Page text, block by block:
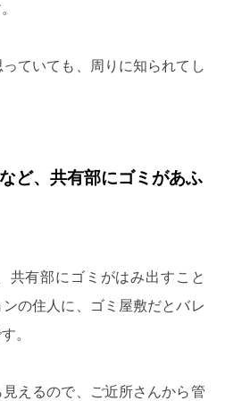
ていても、周りに知られてし
ど、共有部にゴミがあふ
共有部にゴミがはみ出すこと
の住人に、ゴミ屋敷だとバレ
。
えるので、ご近所さんから管